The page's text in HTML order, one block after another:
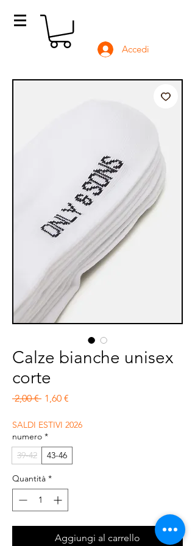
Accedi
Calze bianche unisex
corte
2,00 € Prezzo regolare
1,60 €
SALDI ESTIVI 2026
numero *
39-42
43-46
Quantità *
Aggiungi al carrello